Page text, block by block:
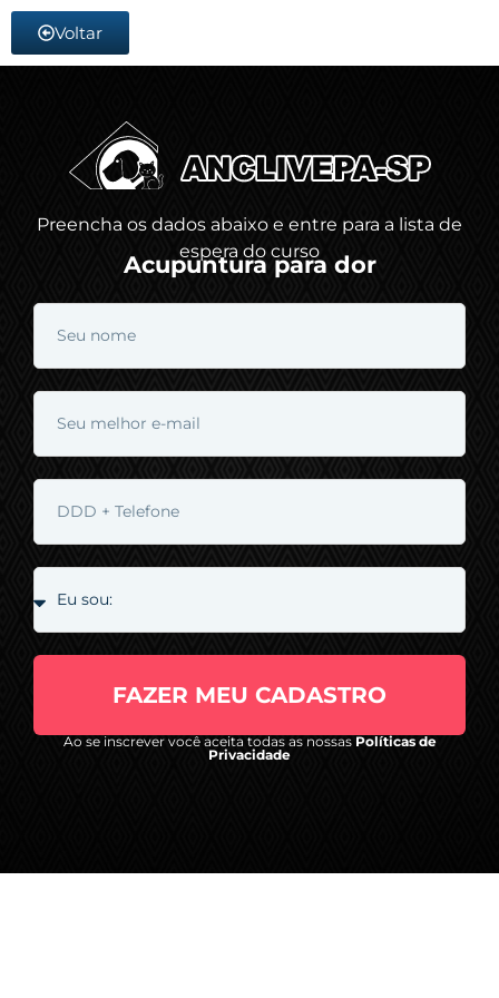
Voltar
Preencha os dados abaixo e entre para a lista de
espera do curso
Acupuntura para dor
FAZER MEU CADASTRO
Ao se inscrever você aceita todas as nossas Políticas de
Privacidade